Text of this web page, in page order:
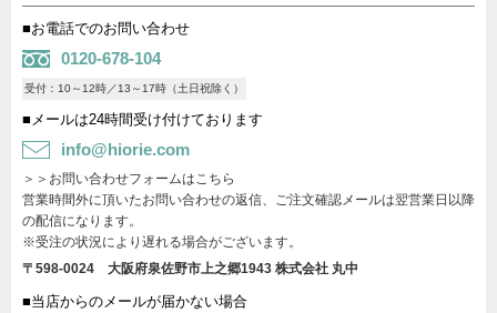
■お電話でのお問い合わせ
0120-678-104
受付：10～12時／13～17時（土日祝除く）
■メールは24時間受け付けております
info@hiorie.com
＞＞お問い合わせフォームはこちら
営業時間外に頂いたお問い合わせの返信、ご注文確認メールは翌営業日以降
の配信になります。
※受注の状況により遅れる場合がございます。
〒598-0024 大阪府泉佐野市上之郷1943 株式会社 丸中
■当店からのメールが届かない場合